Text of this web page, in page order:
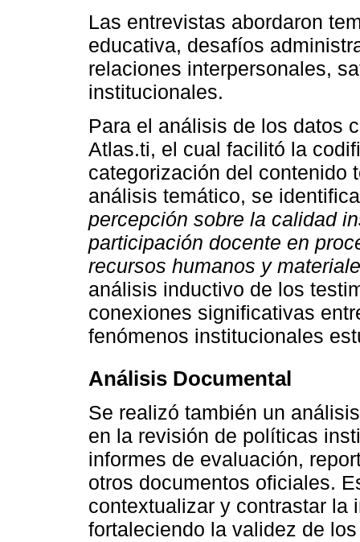
Las entrevistas abordaron
educativa, desafíos
relaciones interpersonales,
institucionales.
Para el análisis de los datos
Atlas.ti, el cual facilitó la
categorización del contenido
análisis temático, se
percepción sobre la calidad
participación docente en
recursos humanos y
análisis inductivo de los
conexiones significativas
fenómenos institucionales
Análisis Documental
Se realizó también un
en la revisión de políticas
informes de evaluación,
otros documentos oficiales.
contextualizar y contrastar la
fortaleciendo la validez de